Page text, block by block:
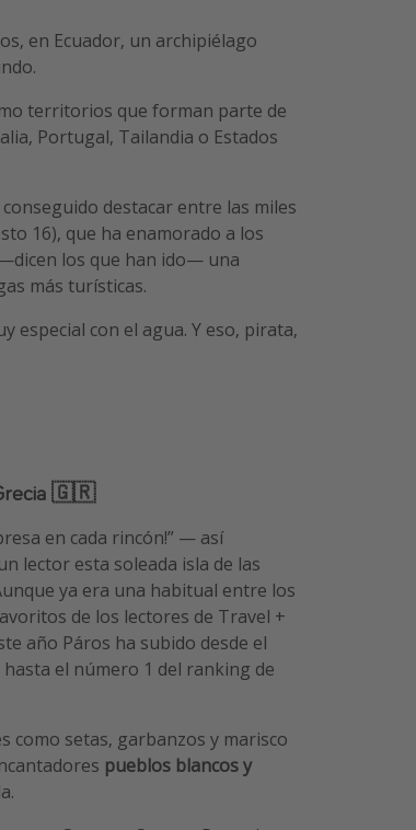
en Ecuador, un archipiélago
territorios que forman parte de
Portugal, Tailandia o Estados
destacar entre las miles
16), que ha enamorado a los
los que han ido— una
más turísticas.
especial con el agua. Y eso, pirata,
🇬🇷
en cada rincón!” — así
lector esta soleada isla de las
ya era una habitual entre los
de los lectores de Travel +
año Páros ha subido desde el
hasta el número 1 del ranking de
como setas, garbanzos y marisco
pueblos blancos y